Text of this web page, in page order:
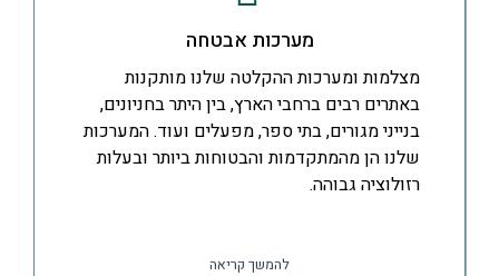
מערכות אבטחה
מצלמות ומערכות ההקלטה שלנו מותקנות
באתרים רבים ברחבי הארץ, בין היתר בחניונים,
בנייני מגורים, בתי ספר, מפעלים ועוד. המערכות
שלנו הן מהמתקדמות והבטוחות ביותר ובעלות
רזולוציה גבוהה.
להמשך קריאה